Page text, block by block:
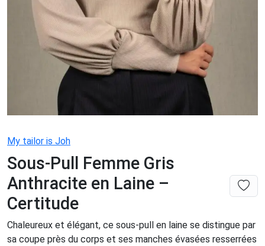
My tailor is Joh
Sous-Pull Femme Gris
Anthracite en Laine –
Certitude
Chaleureux et élégant, ce sous-pull en laine se distingue par
sa coupe près du corps et ses manches évasées resserrées